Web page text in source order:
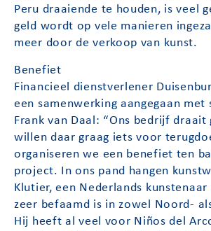
Peru draaiende te houden, is veel
geld wordt op vele manieren
meer door de verkoop van kunst.
Benefiet
Financieel dienstverlener
een samenwerking aangegaan met
Frank van Daal: “Ons bedrijf draait
willen daar graag iets voor
organiseren we een benefiet ten
project. In ons pand hangen
Klutier, een Nederlands
zeer befaamd is in zowel Noord-
Hij heeft al veel voor Niños del